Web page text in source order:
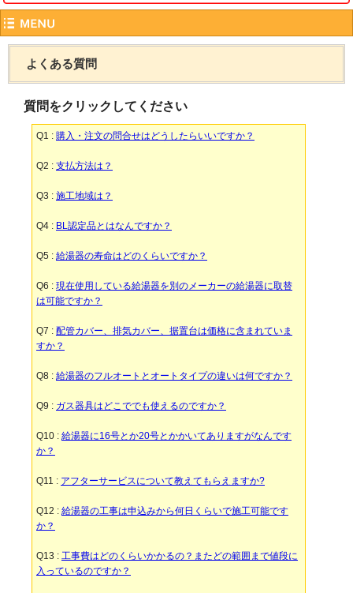
よくある質問
質問をクリックしてください
Q1 : 購入・注文の問合せはどうしたらいいですか？
Q2 : 支払方法は？
Q3 : 施工地域は？
Q4 : BL認定品とはなんですか？
Q5 : 給湯器の寿命はどのくらいですか？
Q6 : 現在使用している給湯器を別のメーカーの給湯器に取替
は可能ですか？
Q7 : 配管カバー、排気カバー、据置台は価格に含まれていま
すか？
Q8 : 給湯器のフルオートとオートタイプの違いは何ですか？
Q9 : ガス器具はどこででも使えるのですか？
Q10 : 給湯器に16号とか20号とかかいてありますがなんです
か？
Q11 : アフターサービスについて教えてもらえますか?
Q12 : 給湯器の工事は申込みから何日くらいで施工可能です
か？
Q13 : 工事費はどのくらいかかるの？またどの範囲まで値段に
入っているのですか？